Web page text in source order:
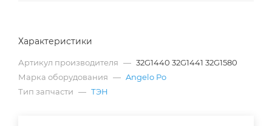
Характеристики
Артикул производителя — 32G1440 32G1441 32G1580
Марка оборудования — Angelo Po
Тип запчасти — ТЭН